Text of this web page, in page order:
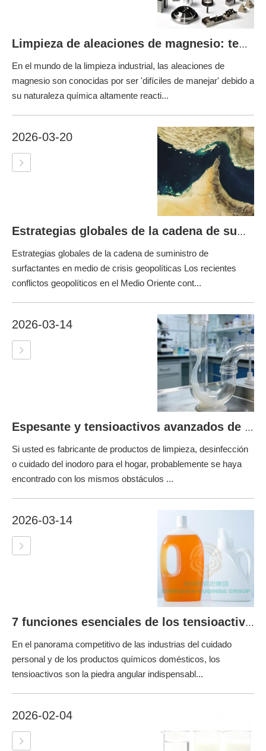
Limpieza de aleaciones de magnesio: tensioactivos superiores y cinco procesos alcalinos críticos
En el mundo de la limpieza industrial, las aleaciones de
magnesio son conocidas por ser 'difíciles de manejar' debido a
su naturaleza química altamente reacti...
2026-03-20
Estrategias globales de la cadena de suministro de surfactantes en medio de crisis geopolíticas
Estrategias globales de la cadena de suministro de
surfactantes en medio de crisis geopolíticas Los recientes
conflictos geopolíticos en el Medio Oriente cont...
2026-03-14
Espesante y tensioactivos avanzados de hipoclorito de sodio para un rendimiento de limpieza superior
Si usted es fabricante de productos de limpieza, desinfección
o cuidado del inodoro para el hogar, probablemente se haya
encontrado con los mismos obstáculos ...
2026-03-14
7 funciones esenciales de los tensioactivos en el cuidado personal y la formulación de detergentes
En el panorama competitivo de las industrias del cuidado
personal y de los productos químicos domésticos, los
tensioactivos son la piedra angular indispensabl...
2026-02-04